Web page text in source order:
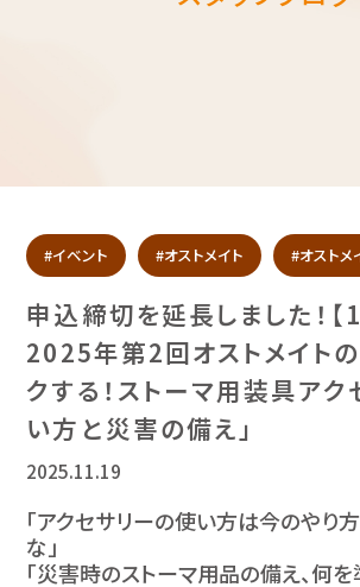
お知らせ
お問い合わせ
#イベント #オストメイト #オストメ
申込締切を延長しました！【
2025年第2回オストメイトの
クする！ストーマ用装具ア
い方と災害の備え」
2025.11.19
「アクセサリーの使い方は今のやり
な」
「災害時のストーマ用品の備え、何